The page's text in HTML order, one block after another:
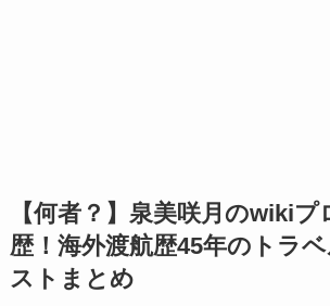
【何者？】泉美咲月のwiki
歴！海外渡航歴45年のトラ
ストまとめ